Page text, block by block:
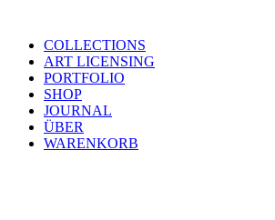
COLLECTIONS
ART LICENSING
PORTFOLIO
SHOP
JOURNAL
ÜBER
WARENKORB